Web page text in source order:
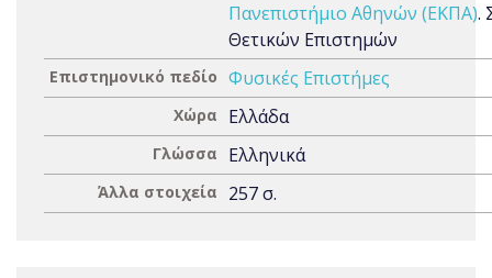
Πανεπιστήμιο Αθηνών (ΕΚΠΑ).
Θετικών Επιστημών
Επιστημονικό πεδίο Φυσικές Επιστήμες
Χώρα Ελλάδα
Γλώσσα Ελληνικά
Άλλα στοιχεία 257 σ.